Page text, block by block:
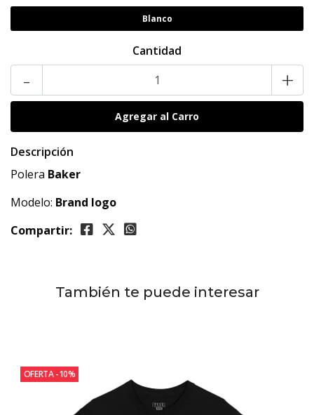
Blanco
Cantidad
- +
Descripción
Polera Baker
Modelo: Brand logo
Compartir:
También te puede interesar
OFERTA -10%